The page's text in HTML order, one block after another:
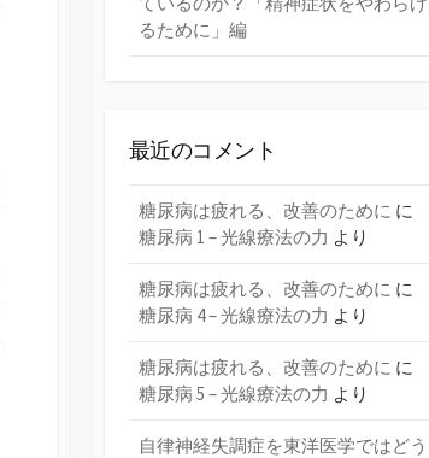
るために」編
最近のコメント
糖尿病は疲れる、改善のために に
糖尿病 1 – 光線療法の力 より
糖尿病は疲れる、改善のために に
糖尿病 4 – 光線療法の力 より
糖尿病は疲れる、改善のために に
糖尿病 5 – 光線療法の力 より
自律神経失調症を東洋医学ではどう